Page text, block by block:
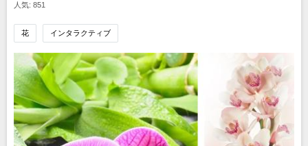
人気: 851
花 インタラクティブ